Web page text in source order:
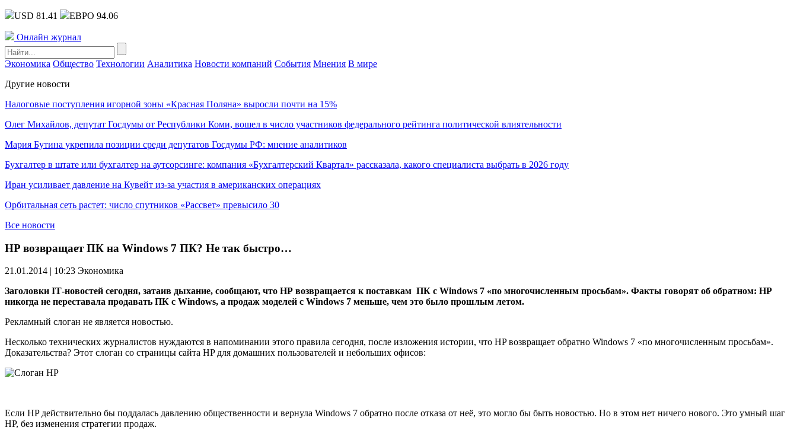
USD 81.41 ЕВРО 94.06
Онлайн журнал
Экономика Общество Технологии Аналитика Новости компаний События Мнения В мире
Другие новости
Налоговые поступления игорной зоны «Красная Поляна» выросли почти на 15%
Олег Михайлов, депутат Госдумы от Республики Коми, вошел в число участников федерального рейтинга политической влиятельности
Мария Бутина укрепила позиции среди депутатов Госдумы РФ: мнение аналитиков
Бухгалтер в штате или бухгалтер на аутсорсинге: компания «Бухгалтерский Квартал» рассказала, какого специалиста выбрать в 2026 году
Иран усиливает давление на Кувейт из-за участия в американских операциях
Орбитальная сеть растет: число спутников «Рассвет» превысило 30
Все новости
HP возвращает ПК на Windows 7 ПК? Не так быстро…
21.01.2014 | 10:23 Экономика
Заголовки IT-новостей сегодня, затаив дыхание, сообщают, что HP возвращается к поставкам ПК с Windows 7 «по многочисленным просьбам». Факты говорят об обратном: HP
никогда не переставала продавать ПК с Windows, а продаж моделей с Windows 7 меньше, чем это было прошлым летом.
Рекламный слоган не является новостью.
Несколько технических журналистов нуждаются в напоминании этого правила сегодня, после изложения истории, что HP возвращает обратно Windows 7 «по многочисленным просьбам».
Доказательства? Этот слоган со страницы сайта HP для домашних пользователей и небольших офисов:
Если HP действительно бы поддалась давлению общественности и вернула Windows 7 обратно после отказа от неё, это могло бы быть новостью. Но в этом нет ничего нового. Это умный шаг
НР, без изменения стратегии продаж.